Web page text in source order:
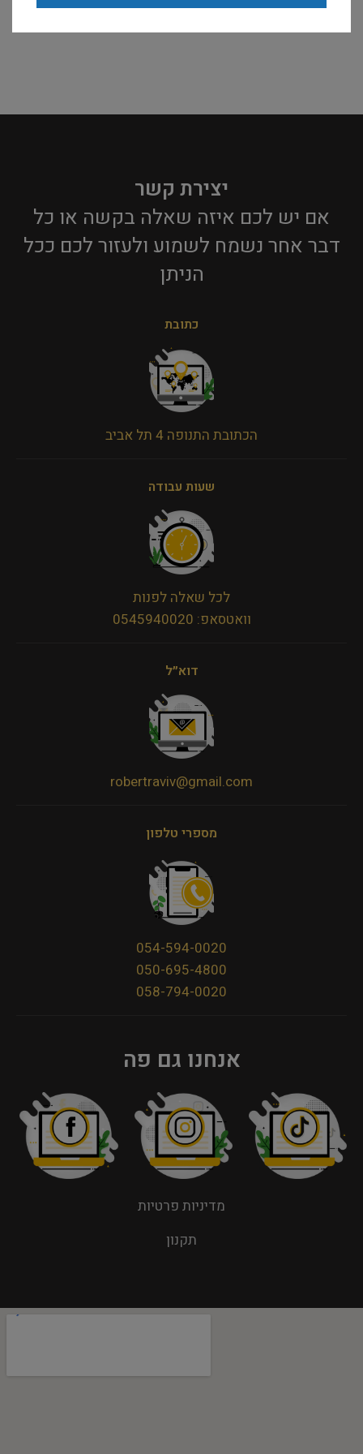
יצירת קשר
אם יש לכם איזה שאלה בקשה או כל
דבר אחר נשמח לשמוע ולעזור לכם ככל
הניתן​
כתובת
הכתובת התנופה 4 תל אביב
שעות עבודה
לכל שאלה לפנות
וואטסאפ: 0545940020
דוא״ל
robertraviv@gmail.com
מספרי טלפון
054-594-0020
050-695-4800
058-794-0020
אנחנו גם פה
מדיניות פרטיות
תקנון